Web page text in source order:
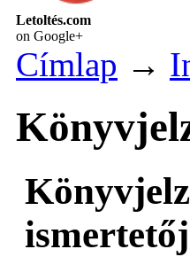
Letoltés.com
on Google+
Címlap →